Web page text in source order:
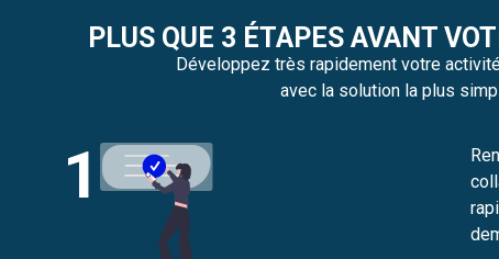
PLUS QUE 3 ÉTAPES AVANT
Développez très rapidement votre
avec la solution la plus
1